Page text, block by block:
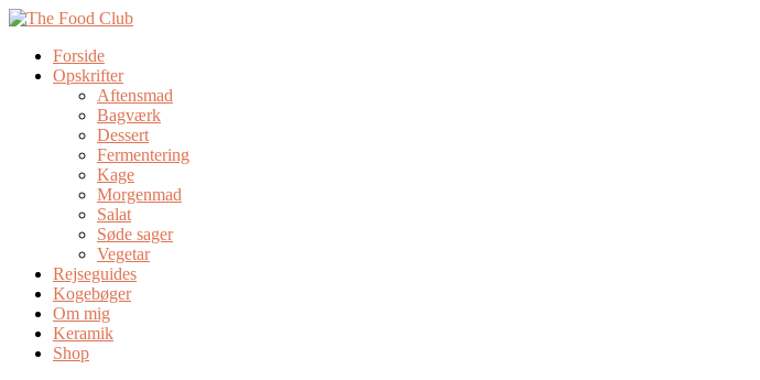
Forside
Opskrifter
Aftensmad
Bagværk
Dessert
Fermentering
Kage
Morgenmad
Salat
Søde sager
Vegetar
Rejseguides
Kogebøger
Om mig
Keramik
Shop